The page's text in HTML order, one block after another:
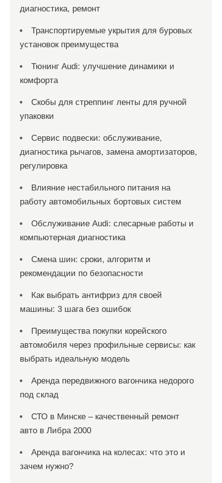
диагностика, ремонт
Транспортируемые укрытия для буровых
установок преимущества
Тюнинг Audi: улучшение динамики и
комфорта
Скобы для стреппинг ленты для ручной
упаковки
Сервис подвески: обслуживание,
диагностика рычагов, замена амортизаторов,
регулировка
Влияние нестабильного питания на
работу автомобильных бортовых систем
Обслуживание Audi: слесарные работы и
компьютерная диагностика
Смена шин: сроки, алгоритм и
рекомендации по безопасности
Как выбрать антифриз для своей
машины: 3 шага без ошибок
Преимущества покупки корейского
автомобиля через профильные сервисы: как
выбрать идеальную модель
Аренда передвижного вагончика недорого
под склад
СТО в Минске – качественный ремонт
авто в Либра 2000
Аренда вагончика на колесах: что это и
зачем нужно?